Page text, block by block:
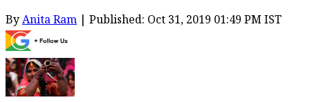
ByAnita Ram | Published: Oct 31, 2019 01:49 PM IST